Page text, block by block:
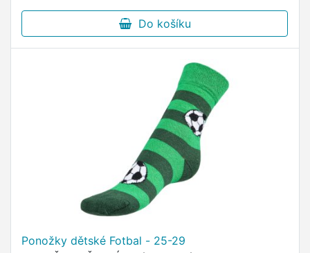
Do košíku
Ponožky dětské Fotbal - 25-29